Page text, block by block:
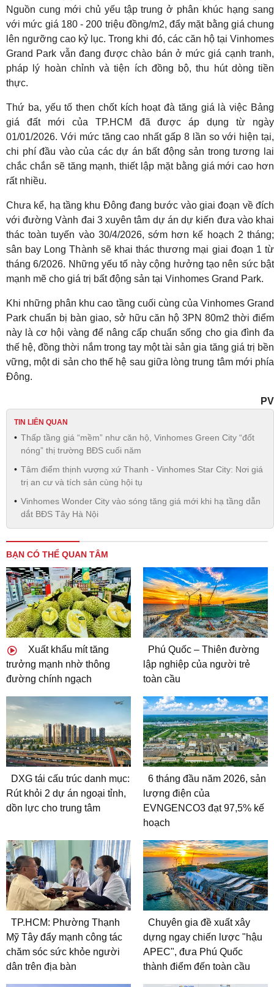
Nguồn cung mới chủ yếu tập trung ở phân khúc hạng sang
với mức giá 180 - 200 triệu đồng/m2, đẩy mặt bằng giá chung
lên ngưỡng cao kỷ lục. Trong khi đó, các căn hộ tại Vinhomes
Grand Park vẫn đang được chào bán ở mức giá cạnh tranh,
pháp lý hoàn chỉnh và tiện ích đồng bộ, thu hút dòng tiền
thực.
Thứ ba, yếu tố then chốt kích hoạt đà tăng giá là việc Bảng
giá đất mới của TP.HCM đã được áp dụng từ ngày
01/01/2026. Với mức tăng cao nhất gấp 8 lần so với hiện tại,
chi phí đầu vào của các dự án bất động sản trong tương lai
chắc chắn sẽ tăng mạnh, thiết lập mặt bằng giá mới cao hơn
rất nhiều.
Chưa kể, hạ tầng khu Đông đang bước vào giai đoạn về đích
với đường Vành đai 3 xuyên tâm dự án dự kiến đưa vào khai
thác toàn tuyến vào 30/4/2026, sớm hơn kế hoạch 2 tháng;
sân bay Long Thành sẽ khai thác thương mại giai đoạn 1 từ
tháng 6/2026. Những yếu tố này cộng hưởng tạo nên sức bật
mạnh mẽ cho giá trị bất động sản tại Vinhomes Grand Park.
Khi những phân khu cao tầng cuối cùng của Vinhomes Grand
Park chuẩn bị bàn giao, sở hữu căn hộ 3PN 80m2 thời điểm
này là cơ hội vàng để nâng cấp chuẩn sống cho gia đình đa
thế hệ, đồng thời nắm trong tay một tài sản gia tăng giá trị bền
vững, một di sản cho thế hệ sau giữa lòng trung tâm mới phía
Đông.
PV
TIN LIÊN QUAN
Thấp tầng giá “mềm” như căn hộ, Vinhomes Green City “đốt
nóng” thị trường BĐS cuối năm
Tâm điểm thịnh vượng xứ Thanh - Vinhomes Star City: Nơi giá
trị an cư và tích sản cùng hội tụ
Vinhomes Wonder City vào sóng tăng giá mới khi hạ tầng dẫn
dắt BĐS Tây Hà Nội
BẠN CÓ THỂ QUAN TÂM
Xuất khẩu mít tăng
trưởng mạnh nhờ thông
đường chính ngạch
Phú Quốc – Thiên đường
lập nghiệp của người trẻ
toàn cầu
DXG tái cấu trúc danh mục:
Rút khỏi 2 dự án ngoại tỉnh,
dồn lực cho trung tâm
6 tháng đầu năm 2026, sản
lượng điện của
EVNGENCO3 đạt 97,5% kế
hoạch
TP.HCM: Phường Thạnh
Mỹ Tây đẩy mạnh công tác
chăm sóc sức khỏe người
dân trên địa bàn
Chuyên gia đề xuất xây
dựng ngay chiến lược "hậu
APEC", đưa Phú Quốc
thành điểm đến toàn cầu